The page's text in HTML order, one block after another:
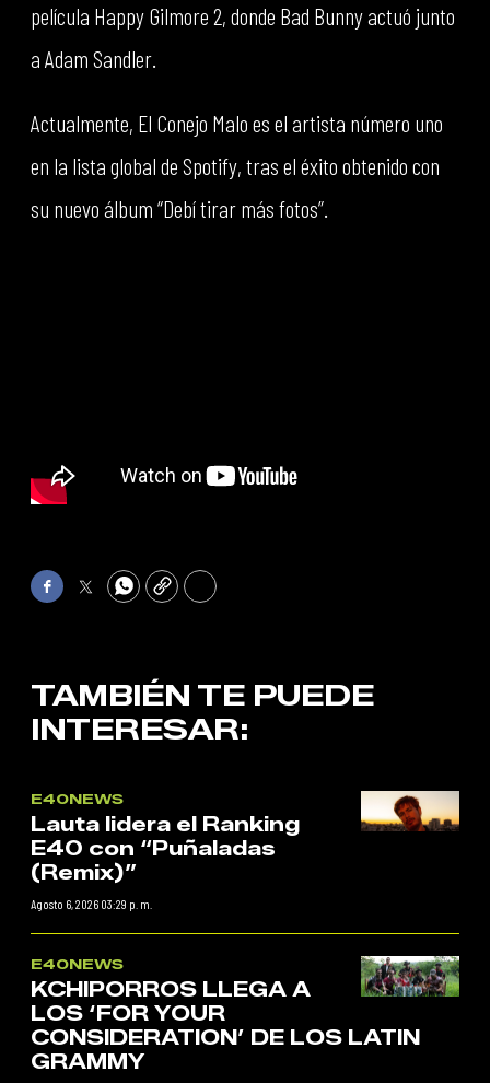
película Happy Gilmore 2, donde Bad Bunny actuó junto
a Adam Sandler.
Actualmente, El Conejo Malo es el artista número uno
en la lista global de Spotify, tras el éxito obtenido con
su nuevo álbum “Debí tirar más fotos”.
FacebookTwitterWhatsApp
Copy Print
TAMBIÉN TE PUEDE
INTERESAR:
E40NEWS
Lauta lidera el Ranking
E40 con “Puñaladas
(Remix)”
Agosto 6, 2026 03:29 p. m.
E40NEWS
KCHIPORROS LLEGA A
LOS ‘FOR YOUR
CONSIDERATION’ DE LOS LATIN
GRAMMY